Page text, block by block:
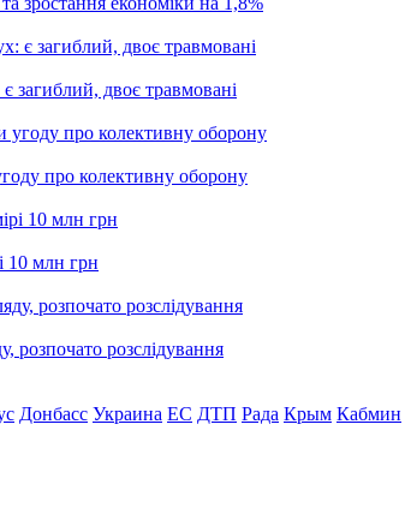
загиблий, двоє травмовані
про колективну оборону
10 млн грн
розслідування
Донбасс Украина ЕС ДТП Рада Крым Кабмин